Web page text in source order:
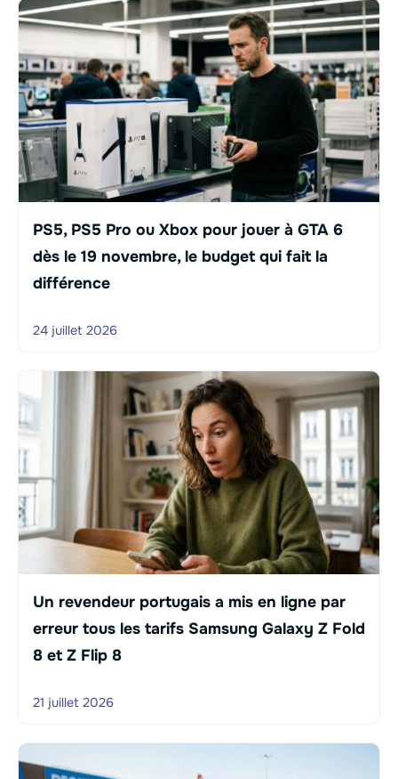
PS5, PS5 Pro ou Xbox pour jouer à GTA 6
dès le 19 novembre, le budget qui fait la
différence
24 juillet 2026
Un revendeur portugais a mis en ligne par
erreur tous les tarifs Samsung Galaxy Z Fold
8 et Z Flip 8
21 juillet 2026